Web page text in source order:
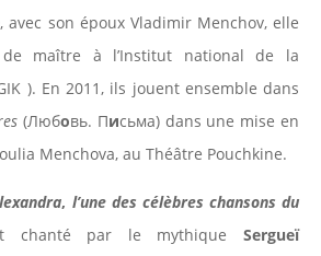
avec son époux Vladimir Menchov, elle
maître à l’Institut national de la
). En 2011, ils jouent ensemble dans
(Любовь. Письма) dans une mise en
Menchova, au Théâtre Pouchkine.
, l’une des célèbres chansons du
chanté par le mythiqueSergueï